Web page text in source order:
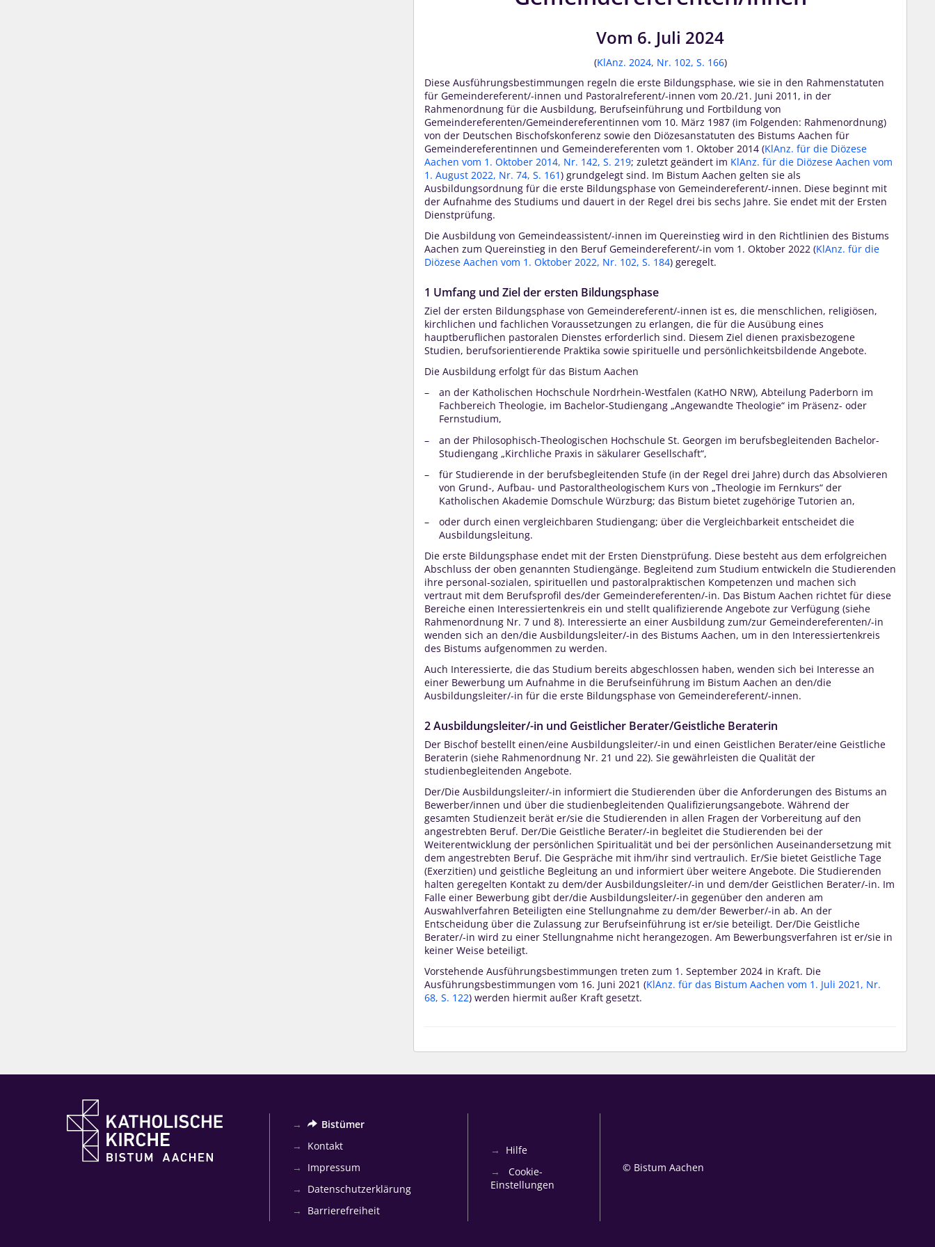
Vom 6. Juli 2024
(KlAnz. 2024, Nr. 102, S. 166)
Diese Ausführungsbestimmungen regeln die erste Bildungsphase, wie sie in den Rahmenstatuten
für Gemeindereferent/-innen und Pastoralreferent/-innen vom 20./21. Juni 2011, in der
Rahmenordnung für die Ausbildung, Berufseinführung und Fortbildung von
Gemeindereferenten/Gemeindereferentinnen vom 10. März 1987 (im Folgenden: Rahmenordnung)
von der Deutschen Bischofskonferenz sowie den Diözesanstatuten des Bistums Aachen für
Gemeindereferentinnen und Gemeindereferenten vom 1. Oktober 2014 (KlAnz. für die Diözese
Aachen vom 1. Oktober 2014, Nr. 142, S. 219; zuletzt geändert im KlAnz. für die Diözese Aachen vom
1. August 2022, Nr. 74, S. 161) grundgelegt sind. Im Bistum Aachen gelten sie als
Ausbildungsordnung für die erste Bildungsphase von Gemeindereferent/-innen. Diese beginnt mit
der Aufnahme des Studiums und dauert in der Regel drei bis sechs Jahre. Sie endet mit der Ersten
Dienstprüfung.
Die Ausbildung von Gemeindeassistent/-innen im Quereinstieg wird in den Richtlinien des Bistums
Aachen zum Quereinstieg in den Beruf Gemeindereferent/-in vom 1. Oktober 2022 (KlAnz. für die
Diözese Aachen vom 1. Oktober 2022, Nr. 102, S. 184) geregelt.
1 Umfang und Ziel der ersten Bildungsphase
Ziel der ersten Bildungsphase von Gemeindereferent/-innen ist es, die menschlichen, religiösen,
kirchlichen und fachlichen Voraussetzungen zu erlangen, die für die Ausübung eines
hauptberuflichen pastoralen Dienstes erforderlich sind. Diesem Ziel dienen praxisbezogene
Studien, berufsorientierende Praktika sowie spirituelle und persönlichkeitsbildende Angebote.
Die Ausbildung erfolgt für das Bistum Aachen
an der Katholischen Hochschule Nordrhein-Westfalen (KatHO NRW), Abteilung Paderborn im
Fachbereich Theologie, im Bachelor-Studiengang „Angewandte Theologie“ im Präsenz- oder
Fernstudium,
an der Philosophisch-Theologischen Hochschule St. Georgen im berufsbegleitenden Bachelor-
Studiengang „Kirchliche Praxis in säkularer Gesellschaft“,
für Studierende in der berufsbegleitenden Stufe (in der Regel drei Jahre) durch das Absolvieren
von Grund-, Aufbau- und Pastoraltheologischem Kurs von „Theologie im Fernkurs“ der
Katholischen Akademie Domschule Würzburg; das Bistum bietet zugehörige Tutorien an,
oder durch einen vergleichbaren Studiengang; über die Vergleichbarkeit entscheidet die
Ausbildungsleitung.
Die erste Bildungsphase endet mit der Ersten Dienstprüfung. Diese besteht aus dem erfolgreichen
Abschluss der oben genannten Studiengänge. Begleitend zum Studium entwickeln die Studierenden
ihre personal-sozialen, spirituellen und pastoralpraktischen Kompetenzen und machen sich
vertraut mit dem Berufsprofil des/der Gemeindereferenten/-in. Das Bistum Aachen richtet für diese
Bereiche einen Interessiertenkreis ein und stellt qualifizierende Angebote zur Verfügung (siehe
Rahmenordnung Nr. 7 und 8). Interessierte an einer Ausbildung zum/zur Gemeindereferenten/-in
wenden sich an den/die Ausbildungsleiter/-in des Bistums Aachen, um in den Interessiertenkreis
des Bistums aufgenommen zu werden.
Auch Interessierte, die das Studium bereits abgeschlossen haben, wenden sich bei Interesse an
einer Bewerbung um Aufnahme in die Berufseinführung im Bistum Aachen an den/die
Ausbildungsleiter/-in für die erste Bildungsphase von Gemeindereferent/-innen.
2 Ausbildungsleiter/-in und Geistlicher Berater/Geistliche Beraterin
Der Bischof bestellt einen/eine Ausbildungsleiter/-in und einen Geistlichen Berater/eine Geistliche
Beraterin (siehe Rahmenordnung Nr. 21 und 22). Sie gewährleisten die Qualität der
studienbegleitenden Angebote.
Der/Die Ausbildungsleiter/-in informiert die Studierenden über die Anforderungen des Bistums an
Bewerber/innen und über die studienbegleitenden Qualifizierungsangebote. Während der
gesamten Studienzeit berät er/sie die Studierenden in allen Fragen der Vorbereitung auf den
angestrebten Beruf. Der/Die Geistliche Berater/-in begleitet die Studierenden bei der
Weiterentwicklung der persönlichen Spiritualität und bei der persönlichen Auseinandersetzung mit
dem angestrebten Beruf. Die Gespräche mit ihm/ihr sind vertraulich. Er/Sie bietet Geistliche Tage
(Exerzitien) und geistliche Begleitung an und informiert über weitere Angebote. Die Studierenden
halten geregelten Kontakt zu dem/der Ausbildungsleiter/-in und dem/der Geistlichen Berater/-in. Im
Falle einer Bewerbung gibt der/die Ausbildungsleiter/-in gegenüber den anderen am
Auswahlverfahren Beteiligten eine Stellungnahme zu dem/der Bewerber/-in ab. An der
Entscheidung über die Zulassung zur Berufseinführung ist er/sie beteiligt. Der/Die Geistliche
Berater/-in wird zu einer Stellungnahme nicht herangezogen. Am Bewerbungsverfahren ist er/sie in
keiner Weise beteiligt.
Vorstehende Ausführungsbestimmungen treten zum 1. September 2024 in Kraft. Die
Ausführungsbestimmungen vom 16. Juni 2021 (KlAnz. für das Bistum Aachen vom 1. Juli 2021, Nr.
68, S. 122) werden hiermit außer Kraft gesetzt.
Bistümer
Kontakt
Impressum
Datenschutzerklärung
Barrierefreiheit
Hilfe
Cookie-
Einstellungen
© Bistum Aachen